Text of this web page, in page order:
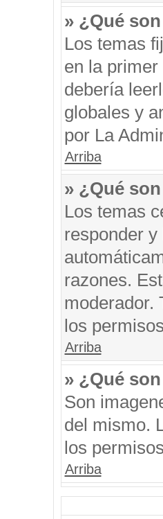
» ¿Qué
Los temas
en la
debería
globales y
por La
Arriba
» ¿Qué
Los temas
responder
razones.
moderador.
los
Arriba
» ¿Qué
Son
del mismo.
los
Arriba